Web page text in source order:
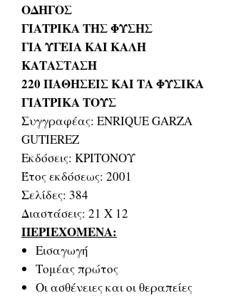
ΟΔΗΓΟΣ
ΓΙΑΤΡΙΚΑ ΤΗΣ ΦΥΣΗΣ
ΓΙΑ ΥΓΕΙΑ ΚΑΙ ΚΑΛΗ
ΚΑΤΑΣΤΑΣΗ
220 ΠΑΘΗΣΕΙΣ ΚΑΙ ΤΑ ΦΥΣΙΚΑ
ΓΙΑΤΡΙΚΑ ΤΟΥΣ
Συγγραφέας: ENRIQUE GARZA
GUTIEREZ
Εκδόσεις: ΚΡΙΤΟΝΟΥ
Έτος εκδόσεως: 2001
Σελίδες: 384
Διαστάσεις: 21 Χ 12
ΠΕΡΙΕΧΟΜΕΝΑ:
Εισαγωγή
Τομέας πρώτος
Οι ασθένειες και οι θεραπείες